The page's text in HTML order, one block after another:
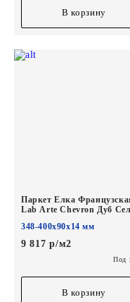
В корзину
Паркет Елка
Lab Arte Chevron Дуб
348-400х90х14 мм
9 817 р/м2
Под
В корзину